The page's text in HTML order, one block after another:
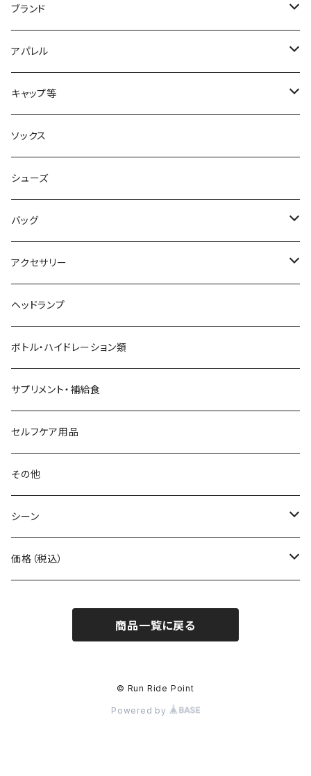
ブランド
2XU
acu Products
AILEY
AKIV
ALTRA
aroma vera
AZUMA BAG
BANANA GO
Beruf Baggage
Body Glide
BONE
BOOKMAN
carb
Ciele Athletics
アパレル
トップス
ボトムス
キャップ等
キャップ・ハット
ヘッドバンド
ソックス
シューズ
バッグ
バックパック
ショルダーバッグ
トートバッグ
2WAYバッグ/3WAYバッグ
その他バッグ
アクセサリー
サングラス
てぬぐい
財布
アームカバー
ネックゲイター
ヘッドランプ
ボトル・ハイドレーション類
サプリメント・補給食
セルフケア用品
その他
シーン
自転車
価格（税込）
1,001～5,000円
商品一覧に戻る
© Run Ride Point
Powered by